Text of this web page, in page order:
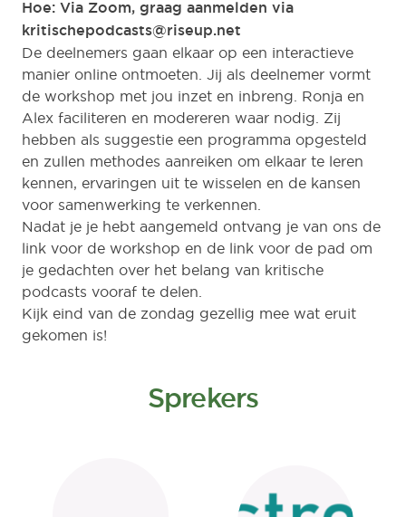
Hoe: Via Zoom, graag aanmelden via
kritischepodcasts@riseup.net
De deelnemers gaan elkaar op een interactieve
manier online ontmoeten. Jij als deelnemer vormt
de workshop met jou inzet en inbreng. Ronja en
Alex faciliteren en modereren waar nodig. Zij
hebben als suggestie een programma opgesteld
en zullen methodes aanreiken om elkaar te leren
kennen, ervaringen uit te wisselen en de kansen
voor samenwerking te verkennen.
Nadat je je hebt aangemeld ontvang je van ons de
link voor de workshop en de link voor de pad om
je gedachten over het belang van kritische
podcasts vooraf te delen.
Kijk eind van de zondag gezellig mee wat eruit
gekomen is!
Sprekers